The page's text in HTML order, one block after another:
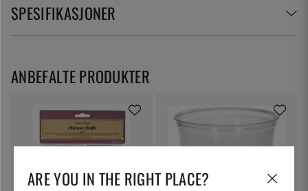
SPESIFIKASJONER
ANBEFALTE PRODUKTER
ARE YOU IN THE RIGHT PLACE?